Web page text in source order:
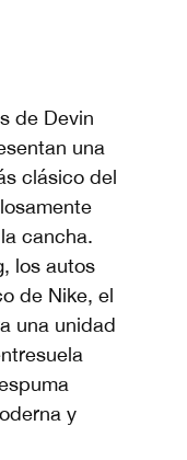
de Devin
una
clásico del
cancha.
los autos
de Nike, el
una unidad
y